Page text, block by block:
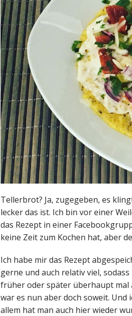
Tellerbrot? Ja, zugegeben, es
lecker das ist. Ich bin vor einer
das Rezept in einer
keine Zeit zum Kochen hat, aber
Ich habe mir das Rezept
gerne und auch relativ viel,
früher oder später überhaupt mal
war es nun aber doch soweit. Und
allem hat man auch hier wieder